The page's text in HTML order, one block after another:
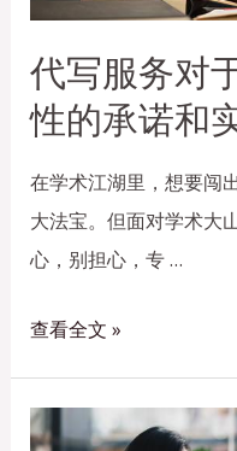
代写服务对
性的承诺和
在学术江湖里，想要闯
大法宝。但面对学术大
心，别担心，专 …
查看全文 »